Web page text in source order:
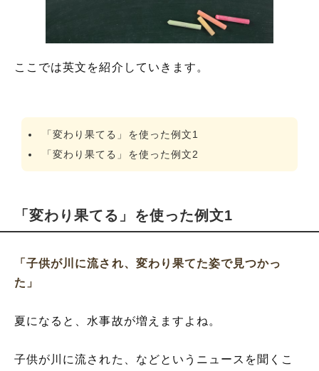
ここでは英文を紹介していきます。
「変わり果てる」を使った例文1
「変わり果てる」を使った例文2
「変わり果てる」を使った例文1
「子供が川に流され、変わり果てた姿で見つかっ
た」
夏になると、水事故が増えますよね。
子供が川に流された、などというニュースを聞くこ